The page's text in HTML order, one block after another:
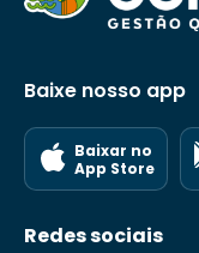
Baixe nosso app
Baixar no
App Store
Redes sociais